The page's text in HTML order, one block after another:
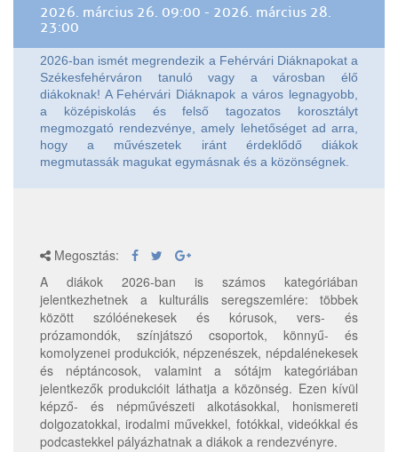
2026. március 26. 09:00 - 2026. március 28.
23:00
2026-ban ismét megrendezik a Fehérvári Diáknapokat a
Székesfehérváron tanuló vagy a városban élő
diákoknak! A Fehérvári Diáknapok a város legnagyobb,
a középiskolás és felső tagozatos korosztályt
megmozgató rendezvénye, amely lehetőséget ad arra,
hogy a művészetek iránt érdeklődő diákok
megmutassák magukat egymásnak és a közönségnek.
Megosztás:
A diákok 2026-ban is számos kategóriában
jelentkezhetnek a kulturális seregszemlére: többek
között szólóénekesek és kórusok, vers- és
prózamondók, színjátszó csoportok, könnyű- és
komolyzenei produkciók, népzenészek, népdalénekesek
és néptáncosok, valamint a sótájm kategóriában
jelentkezők produkcióit láthatja a közönség. Ezen kívül
képző- és népművészeti alkotásokkal, honismereti
dolgozatokkal, irodalmi művekkel, fotókkal, videókkal és
podcastekkel pályázhatnak a diákok a rendezvényre.